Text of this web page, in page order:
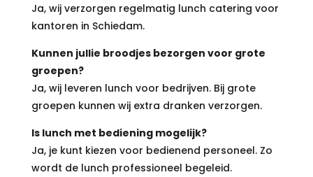
Ja, wij verzorgen regelmatig lunch catering voor
kantoren in Schiedam.
Kunnen jullie broodjes bezorgen voor grote
groepen?
Ja, wij leveren lunch voor bedrijven. Bij grote
groepen kunnen wij extra dranken verzorgen.
Is lunch met bediening mogelijk?
Ja, je kunt kiezen voor bedienend personeel. Zo
wordt de lunch professioneel begeleid.